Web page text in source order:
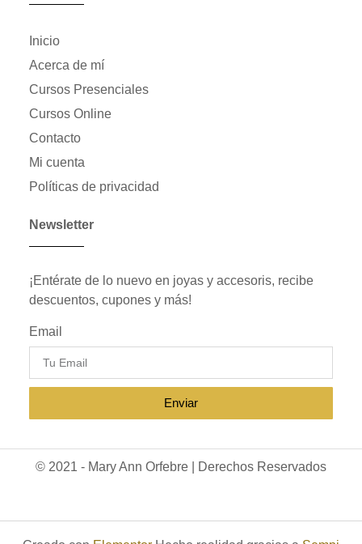
Inicio
Acerca de mí
Cursos Presenciales
Cursos Online
Contacto
Mi cuenta
Políticas de privacidad
Newsletter
¡Entérate de lo nuevo en joyas y accesoris, recibe
descuentos, cupones y más!
Email
Enviar
© 2021 - Mary Ann Orfebre | Derechos Reservados